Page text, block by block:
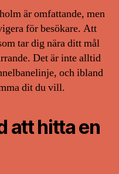
är omfattande, men
för besökare. Att
tar dig nära ditt mål
Det är inte alltid
och ibland
dit du vill.
att hitta en